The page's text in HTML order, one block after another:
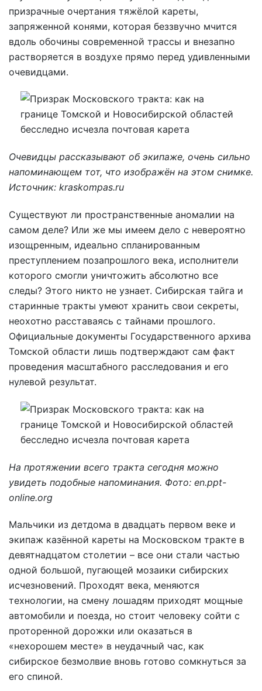
призрачные очертания тяжёлой кареты,
запряженной конями, которая беззвучно мчится
вдоль обочины современной трассы и внезапно
растворяется в воздухе прямо перед удивленными
очевидцами.
Очевидцы рассказывают об экипаже, очень сильно
напоминающем тот, что изображён на этом снимке.
Источник: kraskompas.ru
Существуют ли пространственные аномалии на
самом деле? Или же мы имеем дело с невероятно
изощренным, идеально спланированным
преступлением позапрошлого века, исполнители
которого смогли уничтожить абсолютно все
следы? Этого никто не узнает. Сибирская тайга и
старинные тракты умеют хранить свои секреты,
неохотно расставаясь с тайнами прошлого.
Официальные документы Государственного архива
Томской области лишь подтверждают сам факт
проведения масштабного расследования и его
нулевой результат.
На протяжении всего тракта сегодня можно
увидеть подобные напоминания. Фото: en.ppt-
online.org
Мальчики из детдома в двадцать первом веке и
экипаж казённой кареты на Московском тракте в
девятнадцатом столетии – все они стали частью
одной большой, пугающей мозаики сибирских
исчезновений. Проходят века, меняются
технологии, на смену лошадям приходят мощные
автомобили и поезда, но стоит человеку сойти с
проторенной дорожки или оказаться в
«нехорошем месте» в неудачный час, как
сибирское безмолвие вновь готово сомкнуться за
его спиной.